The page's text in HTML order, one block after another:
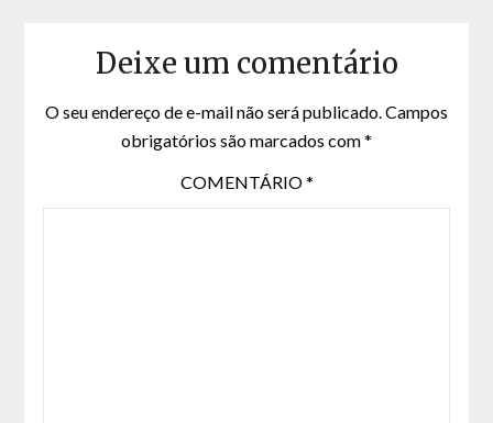
Deixe um comentário
O seu endereço de e-mail não será publicado. Campos
obrigatórios são marcados com*
COMENTÁRIO*